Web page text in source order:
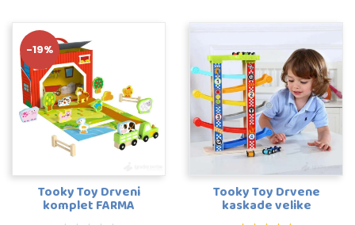
-19%
Tooky Toy Drveni
komplet FARMA
Tooky Toy Drvene
kaskade velike